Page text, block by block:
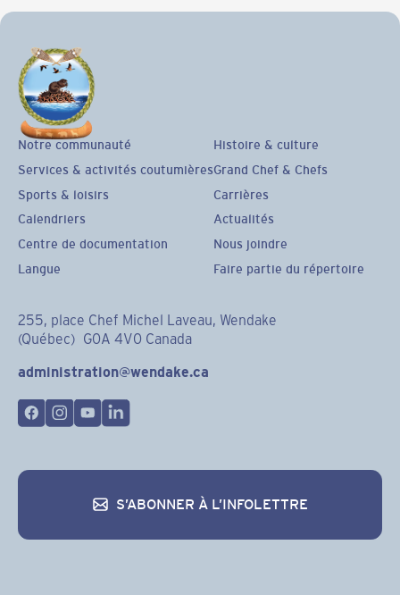
255, place Chef Michel Laveau, Wendake
(Québec) G0A 4V0 Canada
administration@wendake.ca
Notre communauté
Services & activités coutumières
Sports & loisirs
Calendriers
Centre de documentation
Langue
Histoire & culture
Grand Chef & Chefs
Carrières
Actualités
Nous joindre
Faire partie du répertoire
S’ABONNER À L’INFOLETTRE
S’abonner à l’infolettre